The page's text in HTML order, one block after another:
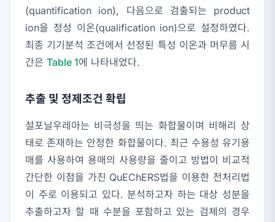
(quantification ion), 다음으로 검출되는 product
ion을 정성 이온(qualification ion)으로 설정하였다.
최종 기기분석 조건에서 선정된 특성 이온과 머무름 시
간은 Table 1에 나타내었다.
추출 및 정제조건 확립
설포닐우레아는 비극성을 띄는 화합물이며 비해리 상
태로 존재하는 안정한 화합물이다. 최근 수용성 유기용
매를 사용하여 용매의 사용량을 줄이고 방법이 비교적
간단한 이점을 가진 QuEChERS법을 이용한 전처리법
이 주로 이용되고 있다. 분석하고자 하는 대상 성분을
추출하고자 할 때 수분을 포함하고 있는 검체의 경우